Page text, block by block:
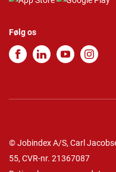
Følg os
© Jobindex A/S, Carl
55, CVR-nr. 21367087